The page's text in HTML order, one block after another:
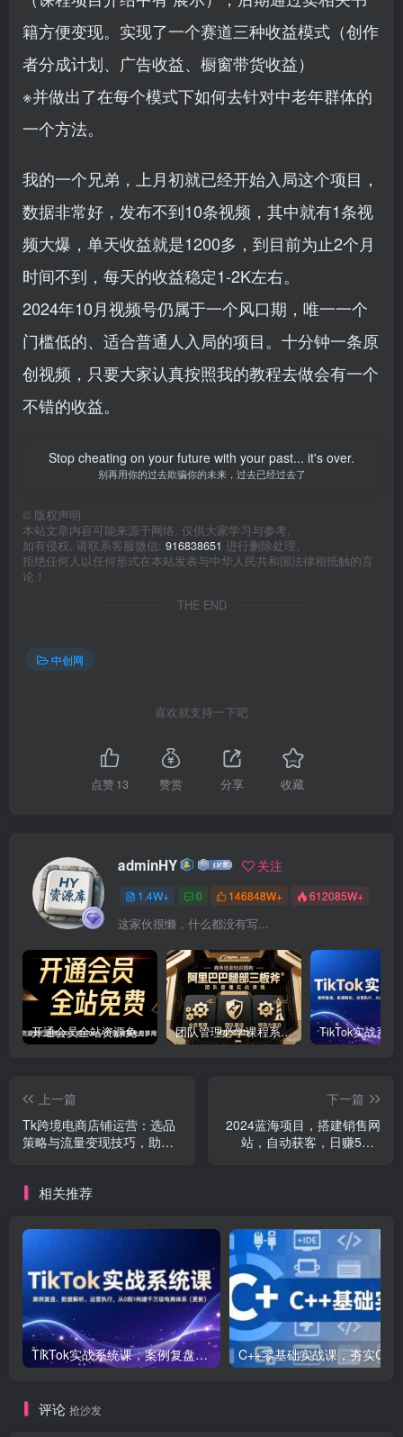
籍方便变现。实现了一个赛道三种收益模式（创作
者分成计划、广告收益、橱窗带货收益）
※并做出了在每个模式下如何去针对中老年群体的
一个方法。
我的一个兄弟，上月初就已经开始入局这个项目，
数据非常好，发布不到10条视频，其中就有1条视
频大爆，单天收益就是1200多，到目前为止2个月
时间不到，每天的收益稳定1-2K左右。
2024年10月视频号仍属于一个风口期，唯一一个
门槛低的、适合普通人入局的项目。十分钟一条原
创视频，只要大家认真按照我的教程去做会有一个
不错的收益。
Stop cheating on your future with your past... it's over.
别再用你的过去欺骗你的未来，过去已经过去了
© 版权声明
本站文章内容可能来源于网络, 仅供大家学习与参考,
如有侵权, 请联系客服微信: 916838651 进行删除处理。
拒绝任何人以任何形式在本站发表与中华人民共和国法律相抵触的言
论！
THE END
中创网
喜欢就支持一下吧
点赞13 赞赏 分享 收藏
adminHY 关注
1.4W+ 0 146848W+ 612085W+
这家伙很懒，什么都没有写...
开通会员全站资源免费下载 开通VIP会员 HY资源库 团队管理必学课程系列，阿里巴巴“腿部三板斧”
上一篇
Tk跨境电商店铺运营：选品
策略与流量变现技巧，助力
下一篇
2024蓝海项目，搭建销售网
站，自动获客，日赚500-
相关推荐
TikTok实战系统课，案例复盘、数据解析、运营执行，从0到1构建千万级电商体系（更新）
评论 抢沙发